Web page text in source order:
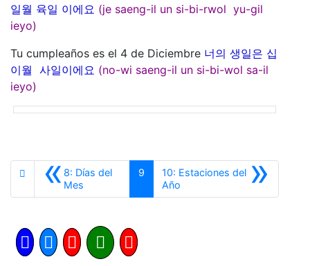
일월 육일 이에요 (je saeng-il un si-bi-rwol yu-gil
ieyo)
Tu cumpleaños es el 4 de Diciembre 너의 생일은 십
이월 사일이에요 (no-wi saeng-il un si-bi-wol sa-il
ieyo)
«8: Días del
Mes
9 »
10: Estaciones del
AñoSiguiente